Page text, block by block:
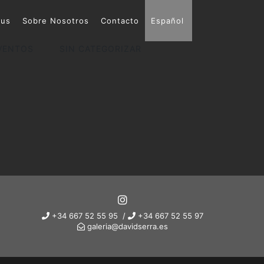
Sobre Nosotros Contacto Español
+34 667 52 55 95 /
+34 667 52 55 97
galeria@davidserra.es